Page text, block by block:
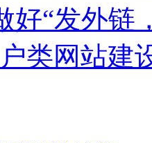
好“发外链
类网站建